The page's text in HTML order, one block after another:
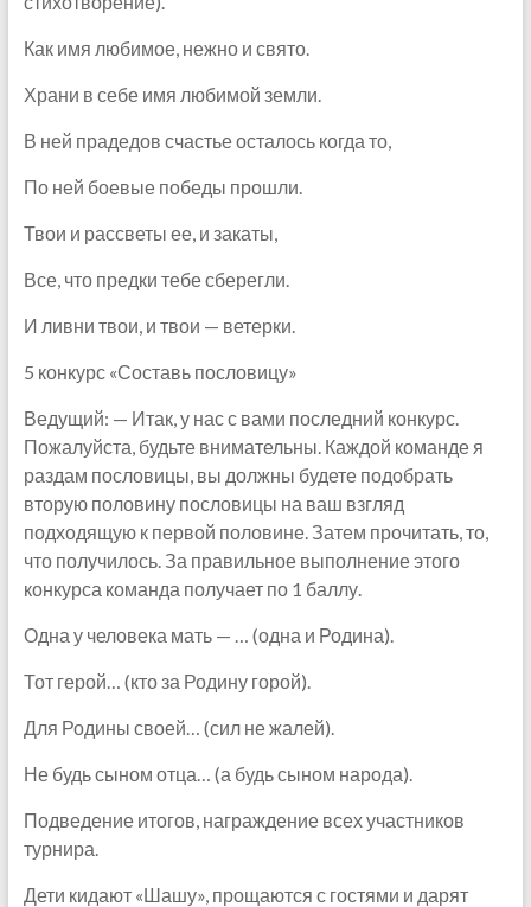
Как имя любимое, нежно и свято.
Храни в себе имя любимой земли.
В ней прадедов счастье осталось когда то,
По ней боевые победы прошли.
Твои и рассветы ее, и закаты,
Все, что предки тебе сберегли.
И ливни твои, и твои — ветерки.
5 конкурс «Составь пословицу»
Ведущий: — Итак, у нас с вами последний конкурс.
Пожалуйста, будьте внимательны. Каждой команде я
раздам пословицы, вы должны будете подобрать
вторую половину пословицы на ваш взгляд
подходящую к первой половине. Затем прочитать, то,
что получилось. За правильное выполнение этого
конкурса команда получает по 1 баллу.
Одна у человека мать — … (одна и Родина).
Тот герой… (кто за Родину горой).
Для Родины своей… (сил не жалей).
Не будь сыном отца… (а будь сыном народа).
Подведение итогов, награждение всех участников
турнира.
Дети кидают «Шашу», прощаются с гостями и дарят